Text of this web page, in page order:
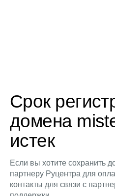
Срок
домена
истек
Если вы хотите сохранить
партнеру Руцентра для
контакты для связи с